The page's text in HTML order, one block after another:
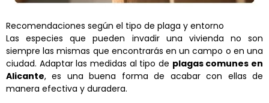
Recomendaciones según el tipo de plaga y entorno
Las especies que pueden invadir una vivienda no son
siempre las mismas que encontrarás en un campo o en una
ciudad. Adaptar las medidas al tipo de plagas comunes en
Alicante, es una buena forma de acabar con ellas de
manera efectiva y duradera.